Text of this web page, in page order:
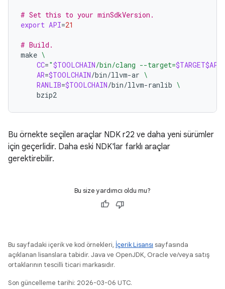
# Set this to your minSdkVersion.
export API=21
# Build.
make \
CC="$TOOLCHAIN/bin/clang --target=$TARGET$API
AR=$TOOLCHAIN/bin/llvm-ar \
RANLIB=$TOOLCHAIN/bin/llvm-ranlib \
Bu örnekte seçilen araçlar NDK r22 ve daha yeni sürümler
için geçerlidir. Daha eski NDK'lar farklı araçlar
gerektirebilir.
Bu size yardımcı oldu mu?
Bu sayfadaki içerik ve kod örnekleri, İçerik Lisansı sayfasında
açıklanan lisanslara tabidir. Java ve OpenJDK, Oracle ve/veya satış
ortaklarının tescilli ticari markasıdır.
Son güncelleme tarihi: 2026-03-06 UTC.